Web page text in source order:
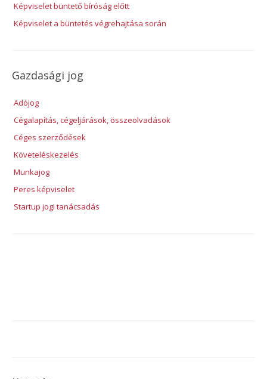
Képviselet büntető bíróság előtt
Képviselet a büntetés végrehajtása során
Gazdasági jog
Adójog
Cégalapítás, cégeljárások, összeolvadások
Céges szerződések
Követeléskezelés
Munkajog
Peres képviselet
Startup jogi tanácsadás